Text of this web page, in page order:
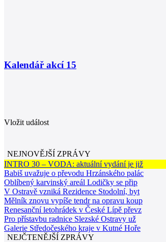
Kalendář akcí 15
Vložit událost
NEJNOVĚJŠÍ ZPRÁVY
INTRO 30 – VODA: aktuální vydání je již
Babiš uvažuje o převodu Hrzánského palác
Oblíbený karvinský areál Lodičky se přip
V Ostravě vzniká Rezidence Stodolní, byt
Mělník znovu vypíše tendr na opravu koup
Renesanční letohrádek v České Lípě převz
Pro přístavbu radnice Slezské Ostravy už
Galerie Středočeského kraje v Kutné Hoře
NEJČTENĚJŠÍ ZPRÁVY